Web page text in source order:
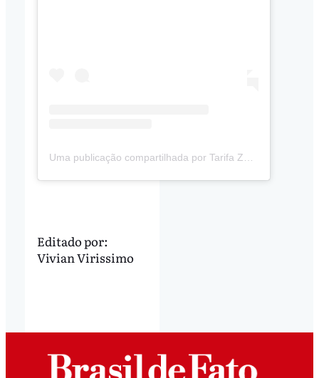
Uma publicação compartilhada por Tarifa Zero RJ (@tarifazerorj)
Editado por:
Vivian Virissimo